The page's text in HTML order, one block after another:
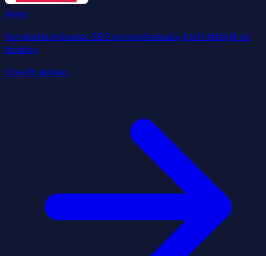
Kniha
Kompletní průvodce SEO pro profesionály, kteří chtějí jít do
hloubky.
Otevřít aplikaci